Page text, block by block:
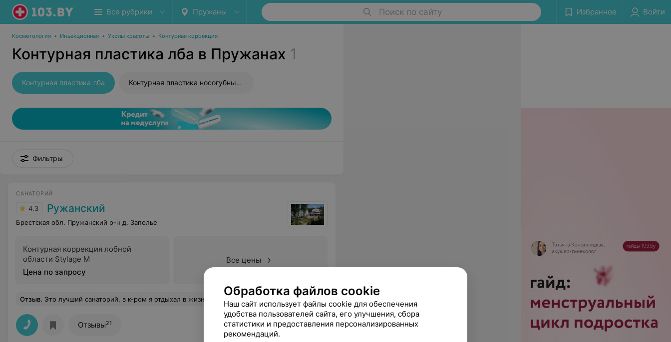
Все рубрики Пружаны Поиск по сайту Избранное Войти
Косметология • Инъекционная • Уколы красоты • Контурная коррекция
Контурная пластика лба в Пружанах 1
Контурная пластика лба Контурная пластика носогубных складок
Фильтры
САНАТОРИЙ
4.3 Ружанский
Брестская обл. Пружанский р-н д. Заполье
Контурная коррекция лобной
области Stylage М
Цена по запросу
Все цены
Отзыв. Это лучший санаторий, в к-ром я отдыхал в жизни. В нем воздух чистый, есть свой ключ минеральных вод, благоустроенный пляж у озера со стаей лебедей, мангалы с беседками, игровые площадки как в кино, современная мощная лечебная аппаратура и красивые бассейны и сауны. Питание там вкусное, порции как на здоровяка, закуски, первое и десерт берём с раздач сами, если не хватит - добавят по просьбе, не подают молотого кофе и заварного ржаного хлеба; нужно раздвинуть 8-и местные столы. Корпуса 4 и 5 блистают, как в Барвихе, в них сервис. Просторные номера с застекленными балконами. В корпусе 5 не хватает люстр в комнатах, в 4-м сумку только на балкон. Культурный и вежливый персонал улучшает настроение. Кинофильмы показывают интересные и со смыслом, дискотеки короткие, нужно, чтобы успевали потанцевать под заказанное публикой. Очень интересный "День ухи". Будет лучше, если починят неработающие фонари в сквере, пустят все лифты (на верх сумки поднимать, если болит спина) и приобретут больше тренажеров в зал.
Отзывы21
Обработка файлов cookie
Наш сайт использует файлы cookie для обеспечения
удобства пользователей сайта, его улучшения, сбора
статистики и предоставления персонализированных
рекомендаций.